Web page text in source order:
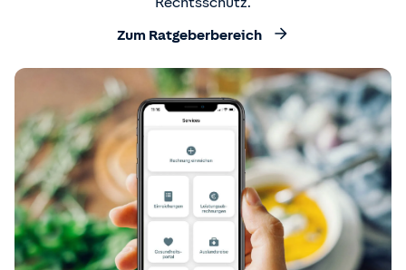
Zum Ratgeberbereich